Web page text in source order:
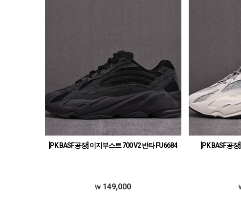
[PK BASF공장] 이지부스트 700 V2 반타 FU6684
149,000
[PK BASF공